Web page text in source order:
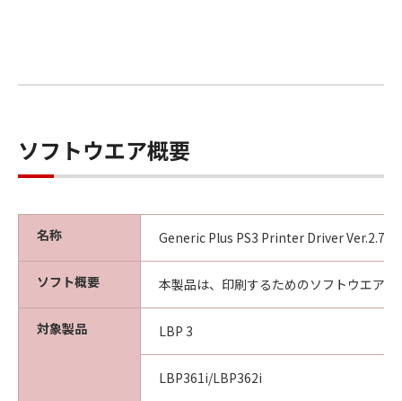
ソフトウエア概要
名称 Generic Plus PS3 Printer Driver Ver.2.72
ソフト概要 本製品は、印刷するためのソフトウエアで
対象製品 LBP 3
LBP361i/LBP362i